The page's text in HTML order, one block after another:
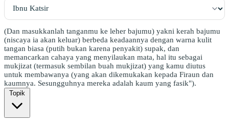
(Dan masukkanlah tanganmu ke leher bajumu) yakni kerah bajumu
(niscaya ia akan keluar) berbeda keadaannya dengan warna kulit
tangan biasa (putih bukan karena penyakit) supak, dan
memancarkan cahaya yang menyilaukan mata, hal itu sebagai
mukjizat (termasuk sembilan buah mukjizat) yang kamu diutus
untuk membawanya (yang akan dikemukakan kepada Firaun dan
kaumnya. Sesungguhnya mereka adalah kaum yang fasik").
Topik